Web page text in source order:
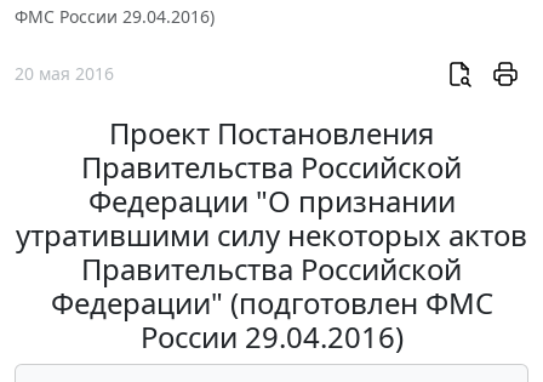
ФМС России 29.04.2016)
20 мая 2016
Проект Постановления
Правительства Российской
Федерации "О признании
утратившими силу некоторых актов
Правительства Российской
Федерации" (подготовлен ФМС
России 29.04.2016)